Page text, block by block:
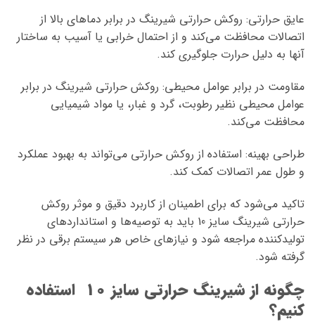
عایق حرارتی: روکش حرارتی شیرینگ در برابر دماهای بالا از
اتصالات محافظت می‌کند و از احتمال خرابی یا آسیب به ساختار
آنها به دلیل حرارت جلوگیری کند.
مقاومت در برابر عوامل محیطی: روکش حرارتی شیرینگ در برابر
عوامل محیطی نظیر رطوبت، گرد و غبار، یا مواد شیمیایی
محافظت می‌کند.
طراحی بهینه: استفاده از روکش حرارتی می‌تواند به بهبود عملکرد
و طول عمر اتصالات کمک کند.
تاکید می‌شود که برای اطمینان از کاربرد دقیق و موثر روکش
حرارتی شیرینگ سایز 10 باید به توصیه‌ها و استانداردهای
تولیدکننده مراجعه شود و نیازهای خاص هر سیستم برقی در نظر
گرفته شود.
چگونه از شیرینگ حرارتی سایز 10 استفاده
کنیم؟